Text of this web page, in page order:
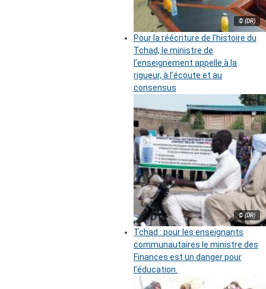
© (DR)
Pour la réécriture de l’histoire du
Tchad, le ministre de
l’enseignement appelle à la
rigueur, à l’écoute et au
consensus
© (DR)
Tchad : pour les enseignants
communautaires le ministre des
Finances est un danger pour
l’éducation.